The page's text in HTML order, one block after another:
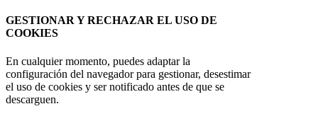
GESTIONAR Y RECHAZAR EL USO DE
COOKIES
En cualquier momento, puedes adaptar la
configuración del navegador para gestionar, desestimar
el uso de cookies y ser notificado antes de que se
descarguen.